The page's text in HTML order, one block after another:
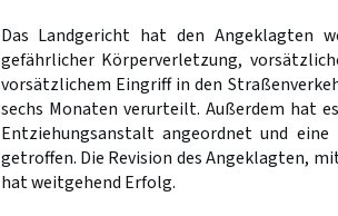
Das Landgericht hat den Angeklagten
gefährlicher Körperverletzung,
vorsätzlichem Eingriff in den
sechs Monaten verurteilt. Außerdem hat
Entziehungsanstalt angeordnet und eine
getroffen. Die Revision des Angeklagten,
hat weitgehend Erfolg.